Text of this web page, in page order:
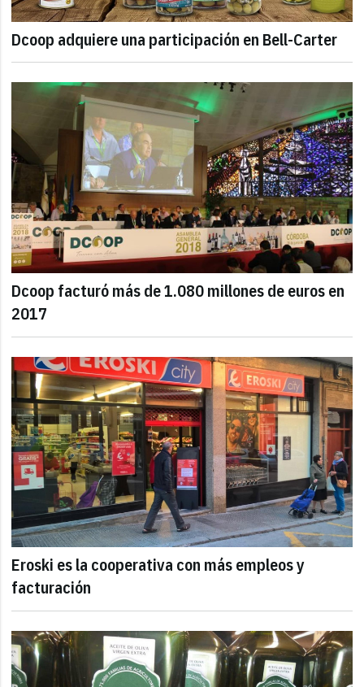
Dcoop adquiere una participación en Bell-Carter
Dcoop facturó más de 1.080 millones de euros en
2017
Eroski es la cooperativa con más empleos y
facturación